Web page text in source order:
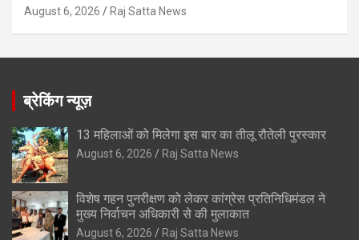
August 6, 2026 Raj Satta News
ब्रेकिंग न्यूज़
13 महिलाओं को मिलेगा इस बार का तीलू रौतेली पुरस्कार
August 6, 2026 Raj Satta News
विशेष गहन पुनरीक्षण को लेकर कांग्रेस प्रतिनिधिमंडल ने
मुख्य निर्वाचन अधिकारी से की मुलाकात
August 6, 2026 Raj Satta News